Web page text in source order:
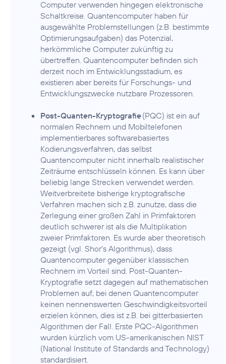
Computer verwenden hingegen elektronische
Schaltkreise. Quantencomputer haben für
ausgewählte Problemstellungen (z.B. bestimmte
Optimierungsaufgaben) das Potenzial,
herkömmliche Computer zukünftig zu
übertreffen. Quantencomputer befinden sich
derzeit noch im Entwicklungsstadium, es
existieren aber bereits für Forschungs- und
Entwicklungszwecke nutzbare Prozessoren.
Post-Quanten-Kryptografie(PQC) ist ein auf
normalen Rechnern und Mobiltelefonen
implementierbares softwarebasiertes
Kodierungsverfahren, das selbst
Quantencomputer nicht innerhalb realistischer
Zeiträume entschlüsseln können. Es kann über
beliebig lange Strecken verwendet werden.
Weitverbreitete bisherige kryptografische
Verfahren machen sich z.B. zunutze, dass die
Zerlegung einer großen Zahl in Primfaktoren
deutlich schwerer ist als die Multiplikation
zweier Primfaktoren. Es wurde aber theoretisch
gezeigt (vgl. Shor’s Algorithmus), dass
Quantencomputer gegenüber klassischen
Rechnern im Vorteil sind. Post-Quanten-
Kryptografie setzt dagegen auf mathematischen
Problemen auf, bei denen Quantencomputer
keinen nennenswerten Geschwindigkeitsvorteil
erzielen können, dies ist z.B. bei gitterbasierten
Algorithmen der Fall. Erste PQC-Algorithmen
wurden kürzlich vom US-amerikanischen NIST
(National Institute of Standards and Technology)
standardisiert.